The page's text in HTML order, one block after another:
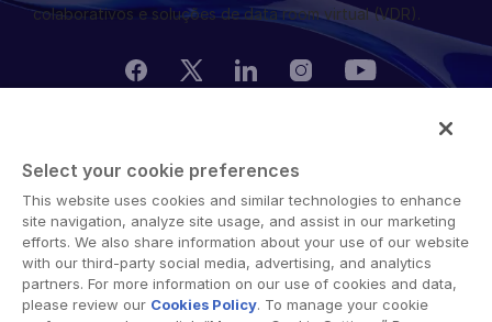
colaborativos e soluções de data room virtual (VDR).
Select your cookie preferences
This website uses cookies and similar technologies to enhance
site navigation, analyze site usage, and assist in our marketing
efforts. We also share information about your use of our website
with our third-party social media, advertising, and analytics
partners. For more information on our use of cookies and data,
please review our Cookies Policy. To manage your cookie